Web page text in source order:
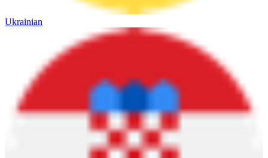
Ukrainian